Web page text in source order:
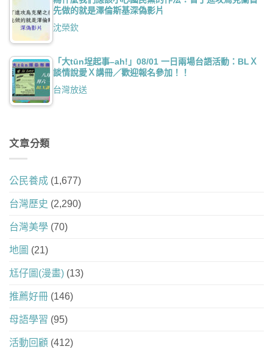
先做的就是澤倫斯基深偽影片
沈榮欽
「大tūn埕起事–ah!」08/01 一日兩場台語活動：BLＸ
談情說愛Ｘ講冊／歡迎報名參加！！
台灣放送
文章分類
公民養成 (1,677)
台灣歷史 (2,290)
台灣美學 (70)
地圖 (21)
尪仔圖(漫畫) (13)
推薦好冊 (146)
母語學習 (95)
活動回顧 (412)